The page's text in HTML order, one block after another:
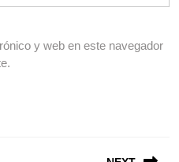
y web en este navegador